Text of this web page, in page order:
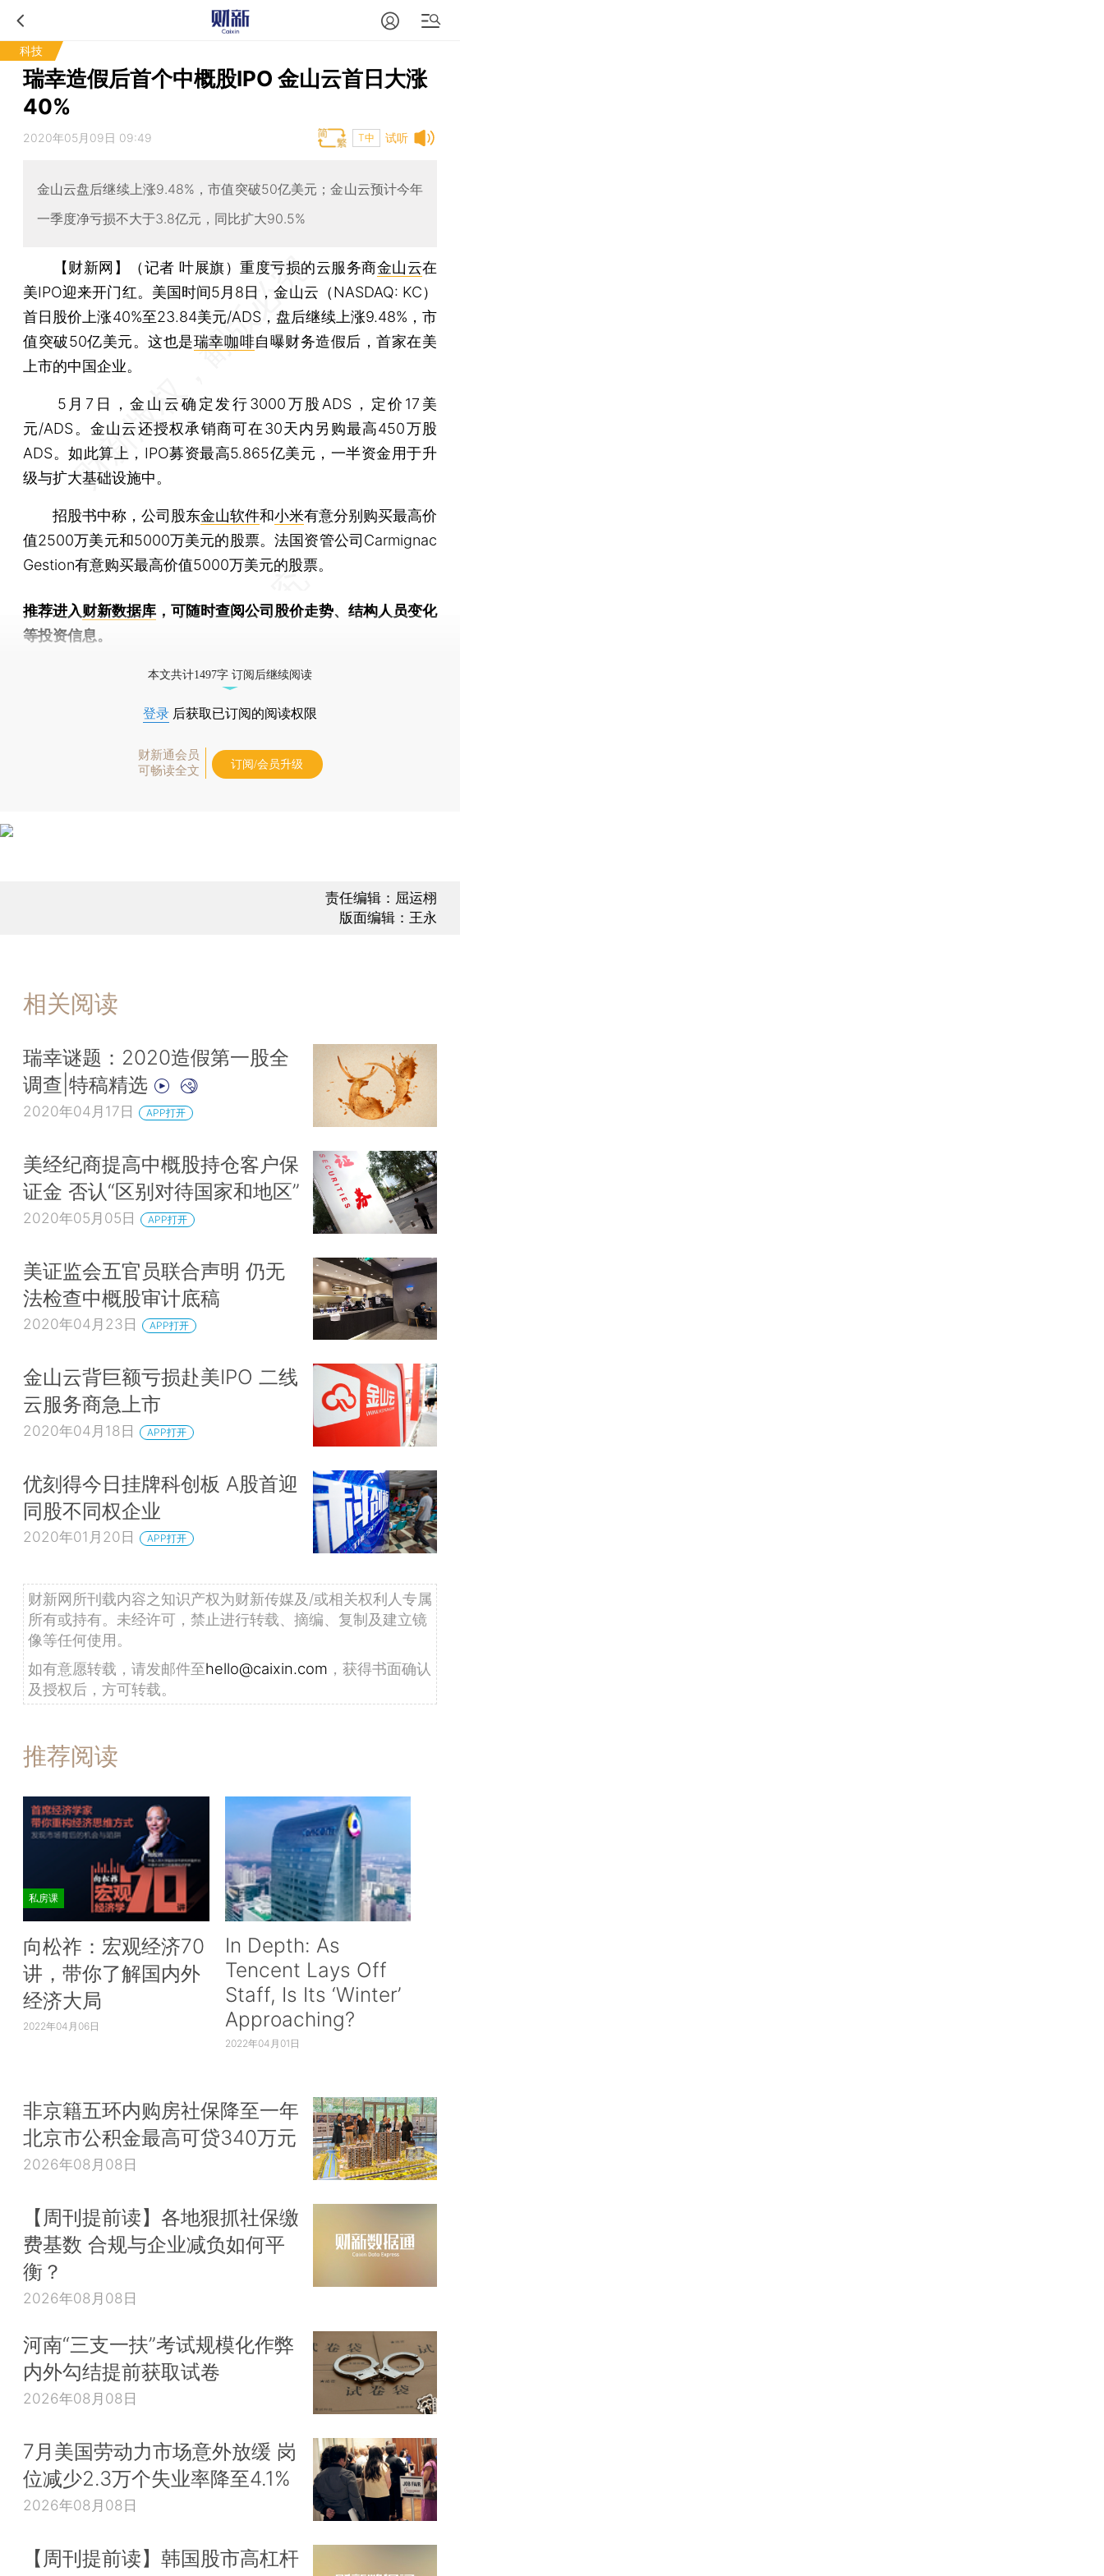
科技
瑞幸造假后首个中概股IPO 金山云首日大涨
40%
试听
2020年05月09日 09:49 T中
金山云盘后继续上涨9.48%，市值突破50亿美元；金山云预计今年
一季度净亏损不大于3.8亿元，同比扩大90.5%
【财新网】（记者 叶展旗）重度亏损的云服务商金山云在
美IPO迎来开门红。美国时间5月8日，金山云（NASDAQ: KC）
首日股价上涨40%至23.84美元/ADS，盘后继续上涨9.48%，市
值突破50亿美元。这也是瑞幸咖啡自曝财务造假后，首家在美
上市的中国企业。
5月7日，金山云确定发行3000万股ADS，定价17美
元/ADS。金山云还授权承销商可在30天内另购最高450万股
ADS。如此算上，IPO募资最高5.865亿美元，一半资金用于升
级与扩大基础设施中。
招股书中称，公司股东金山软件和小米有意分别购买最高价
值2500万美元和5000万美元的股票。法国资管公司Carmignac
Gestion有意购买最高价值5000万美元的股票。
推荐进入财新数据库 ，可随时查阅公司股价走势、结构人员变化
等投资信息。
本文共计1497字 订阅后继续阅读
登录 后获取已订阅的阅读权限
财新通会员
可畅读全文
订阅/会员升级
责任编辑：屈运栩
版面编辑：王永
相关阅读
瑞幸谜题：2020造假第一股全
调查|特稿精选
2020年04月17日 APP打开
美经纪商提高中概股持仓客户保
证金 否认“区别对待国家和地区”
2020年05月05日 APP打开
美证监会五官员联合声明 仍无
法检查中概股审计底稿
2020年04月23日 APP打开
金山云背巨额亏损赴美IPO 二线
云服务商急上市
2020年04月18日 APP打开
优刻得今日挂牌科创板 A股首迎
同股不同权企业
2020年01月20日 APP打开
财新网所刊载内容之知识产权为财新传媒及/或相关权利人专属
所有或持有。未经许可，禁止进行转载、摘编、复制及建立镜
像等任何使用。
如有意愿转载，请发邮件至hello@caixin.com ，获得书面确认
及授权后，方可转载。
推荐阅读
私房课
向松祚：宏观经济70
讲，带你了解国内外
经济大局
2022年04月06日
In Depth: As
Tencent Lays Off
Staff, Is Its ‘Winter’
Approaching?
2022年04月01日
非京籍五环内购房社保降至一年
北京市公积金最高可贷340万元
2026年08月08日
【周刊提前读】各地狠抓社保缴
费基数 合规与企业减负如何平
衡？
2026年08月08日
河南“三支一扶”考试规模化作弊
内外勾结提前获取试卷
2026年08月08日
7月美国劳动力市场意外放缓 岗
位减少2.3万个失业率降至4.1%
2026年08月08日
【周刊提前读】韩国股市高杠杆